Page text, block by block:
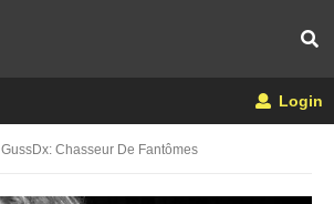
Login
GussDx: Chasseur De Fantômes